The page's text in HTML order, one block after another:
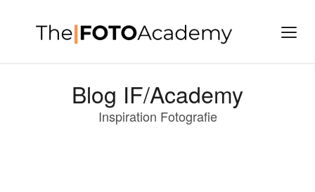
Blog IF/Academy
Inspiration Fotografie